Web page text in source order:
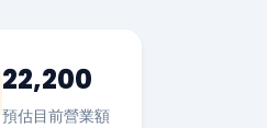
22,200
預估目前營業額